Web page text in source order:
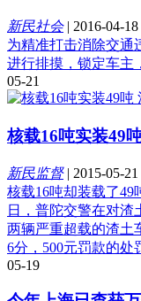
新民社会| 2016-04-
为精准打击消除交通
进行排摸，锁定车主
05-21
核载16吨实装49
新民监督| 2015-05-
核载16吨却装载了49
日，普陀交警在对渣
两辆严重超载的渣土
6分，500元罚款的处
05-19